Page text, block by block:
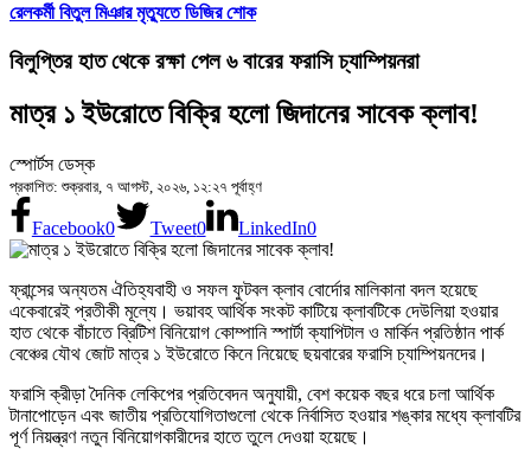
রেলকর্মী বিতুল মিঞার মৃত্যুতে ডিজির শোক
বিলুপ্তির হাত থেকে রক্ষা পেল ৬ বারের ফরাসি চ্যাম্পিয়নরা
মাত্র ১ ইউরোতে বিক্রি হলো জিদানের সাবেক ক্লাব!
স্পোর্টস ডেস্ক
প্রকাশিত: শুক্রবার, ৭ আগস্ট, ২০২৬, ১২:২৭ পূর্বাহ্ণ
Facebook0 Tweet0 LinkedIn0
ফ্রান্সের অন্যতম ঐতিহ্যবাহী ও সফল ফুটবল ক্লাব বোর্দোর মালিকানা বদল হয়েছে
একেবারেই প্রতীকী মূল্যে। ভয়াবহ আর্থিক সংকট কাটিয়ে ক্লাবটিকে দেউলিয়া হওয়ার
হাত থেকে বাঁচাতে ব্রিটিশ বিনিয়োগ কোম্পানি স্পার্টা ক্যাপিটাল ও মার্কিন প্রতিষ্ঠান পার্ক
বেঞ্চের যৌথ জোট মাত্র ১ ইউরোতে কিনে নিয়েছে ছয়বারের ফরাসি চ্যাম্পিয়নদের।
ফরাসি ক্রীড়া দৈনিক লেকিপের প্রতিবেদন অনুযায়ী, বেশ কয়েক বছর ধরে চলা আর্থিক
টানাপোড়েন এবং জাতীয় প্রতিযোগিতাগুলো থেকে নির্বাসিত হওয়ার শঙ্কার মধ্যে ক্লাবটির
পূর্ণ নিয়ন্ত্রণ নতুন বিনিয়োগকারীদের হাতে তুলে দেওয়া হয়েছে।